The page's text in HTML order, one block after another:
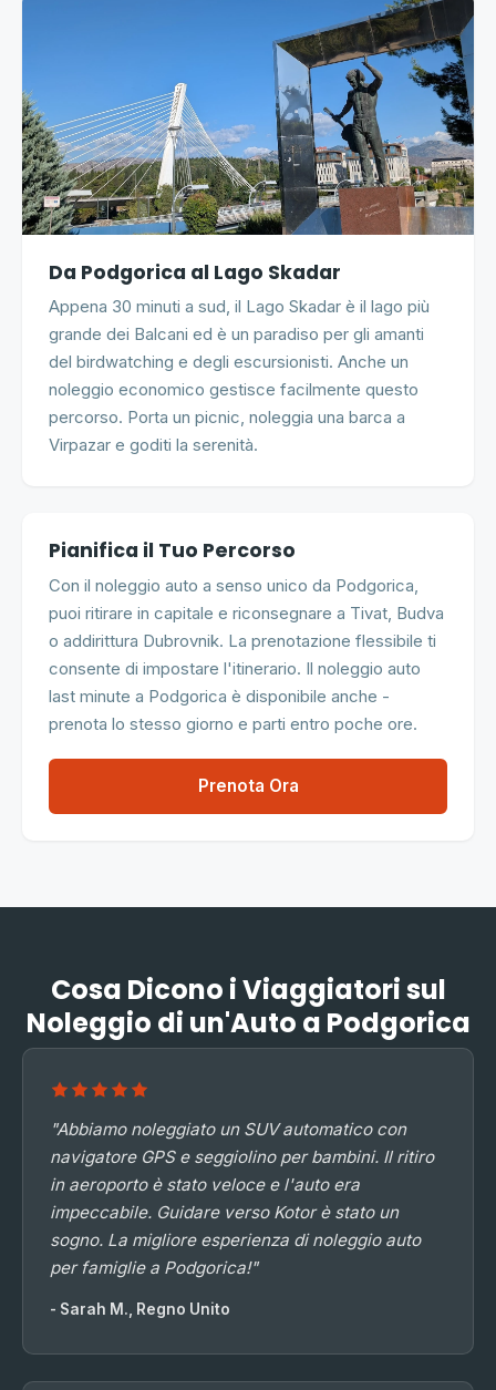
Da Podgorica al Lago Skadar
Appena 30 minuti a sud, il Lago Skadar è il lago più
grande dei Balcani ed è un paradiso per gli amanti
del birdwatching e degli escursionisti. Anche un
noleggio economico gestisce facilmente questo
percorso. Porta un picnic, noleggia una barca a
Virpazar e goditi la serenità.
Pianifica il Tuo Percorso
Con il noleggio auto a senso unico da Podgorica,
puoi ritirare in capitale e riconsegnare a Tivat, Budva
o addirittura Dubrovnik. La prenotazione flessibile ti
consente di impostare l'itinerario. Il noleggio auto
last minute a Podgorica è disponibile anche -
prenota lo stesso giorno e parti entro poche ore.
Prenota Ora
Cosa Dicono i Viaggiatori sul
Noleggio di un'Auto a Podgorica
"Abbiamo noleggiato un SUV automatico con
navigatore GPS e seggiolino per bambini. Il ritiro
in aeroporto è stato veloce e l'auto era
impeccabile. Guidare verso Kotor è stato un
sogno. La migliore esperienza di noleggio auto
per famiglie a Podgorica!"
- Sarah M., Regno Unito